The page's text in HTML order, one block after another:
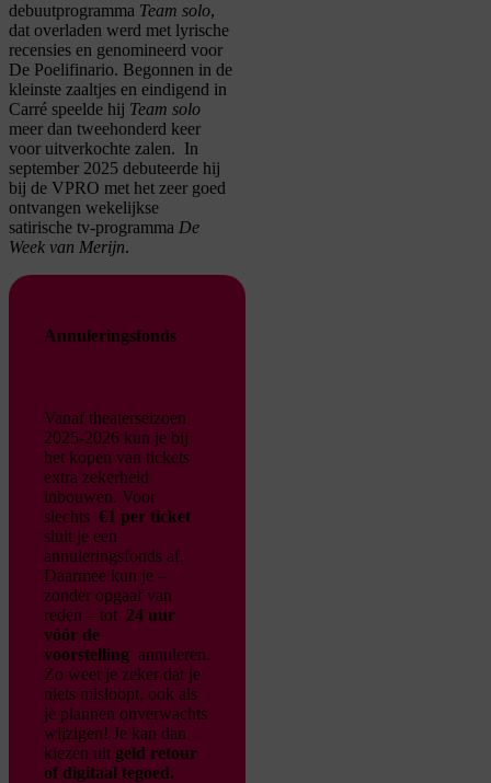
debuutprogramma Team solo,
dat overladen werd met lyrische
recensies en genomineerd voor
De Poelifinario. Begonnen in de
kleinste zaaltjes en eindigend in
Carré speelde hij Team solo
meer dan tweehonderd keer
voor uitverkochte zalen. In
september 2025 debuteerde hij
bij de VPRO met het zeer goed
ontvangen wekelijkse
satirische tv-programma De
Week van Merijn.
Annuleringsfonds
Vanaf theaterseizoen
2025-2026 kun je bij
het kopen van tickets
extra zekerheid
inbouwen. Voor
slechts €1 per ticket
sluit je een
annuleringsfonds af.
Daarmee kun je –
zonder opgaaf van
reden – tot 24 uur
vóór de
voorstelling annuleren.
Zo weet je zeker dat je
niets misloopt, ook als
je plannen onverwachts
wijzigen! Je kan dan
kiezen uit geld retour
of digitaal tegoed.